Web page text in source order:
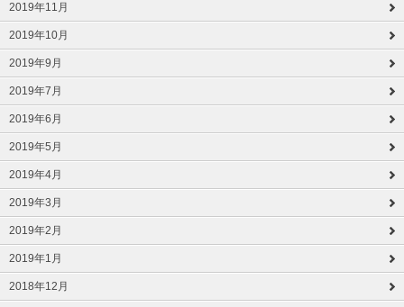
2019年11月
2019年10月
2019年9月
2019年7月
2019年6月
2019年5月
2019年4月
2019年3月
2019年2月
2019年1月
2018年12月